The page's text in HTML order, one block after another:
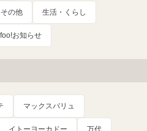
の他 生活・くらし
お知らせ
マックスバリュ
イトーヨーカドー 万代